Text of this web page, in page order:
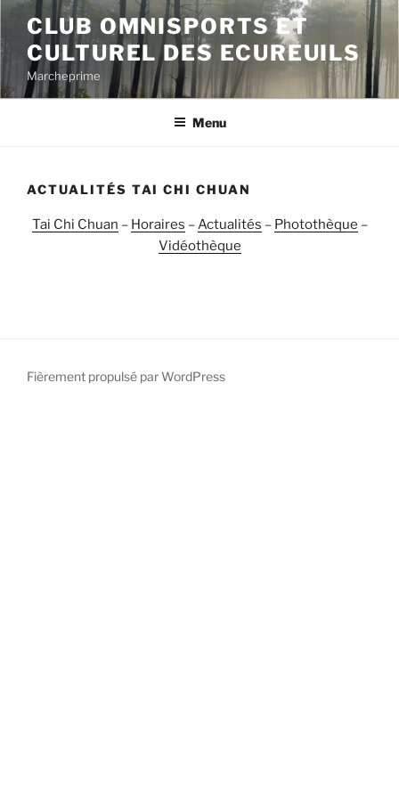
Aller
contenu
principal
CLUB OMNISPORTS ET
CULTUREL DES ECUREUILS
Marcheprime
Menu
ACTUALITÉS TAI CHI CHUAN
Tai Chi Chuan – Horaires –Actualités – Photothèque –
Vidéothèque
Fièrement propulsé par WordPress